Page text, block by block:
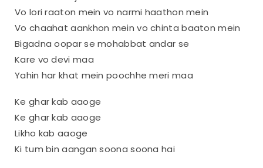
Vo lori raaton mein vo narmi haathon mein
Vo chaahat aankhon mein vo chinta baaton mein
Bigadna oopar se mohabbat andar se
Kare vo devi maa
Yahin har khat mein poochhe meri maa
Ke ghar kab aaoge
Ke ghar kab aaoge
Likho kab aaoge
Ki tum bin aangan soona soona hai